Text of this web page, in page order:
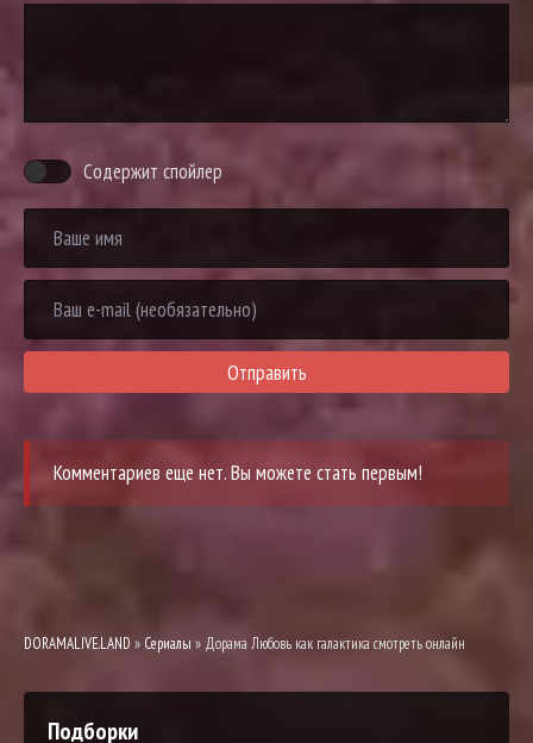
Содержит спойлер
Отправить
Комментариев еще нет. Вы можете стать первым!
DORAMALIVE.LAND » Сериалы » Дорама Любовь как галактика смотреть онлайн
Подборки